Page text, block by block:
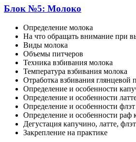
Блок №5: Молоко
Определение молока
На что обращать внимание при
Виды молока
Объемы питчеров
Техника взбивания молока
Температура взбивания молока
Отработка взбивания глянцевой
Определение и особенности
Определение и особенности
Определение и особенности
Определение и особенности раф
Дегустация капучино, латте,
Закрепление на практике